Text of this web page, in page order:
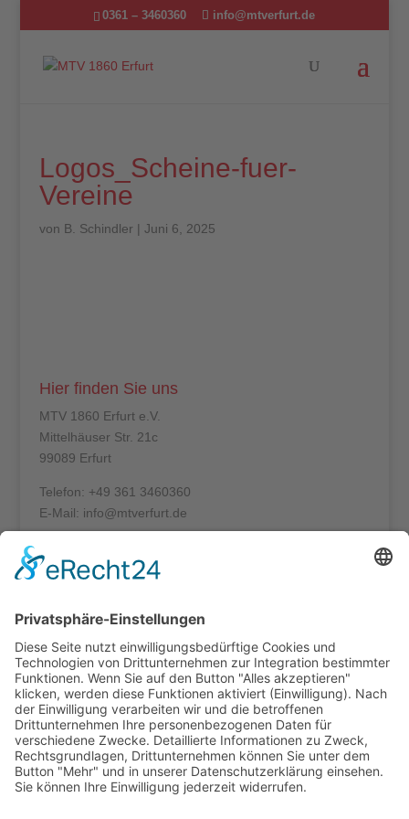
0361 – 3460360 info@mtverfurt.de
Logos_Scheine-fuer-
Vereine
von B. Schindler | Juni 6, 2025
Hier finden Sie uns
MTV 1860 Erfurt e.V.
Mittelhäuser Str. 21c
99089 Erfurt
Telefon: +49 361 3460360
E-Mail: info@mtverfurt.de
Bürozeiten
Fr: 8:00 – 12:00 Uhr
Termine außerhalb unserer Geschäftszeiten nur
nach Absprache.
Folgt uns auf facebook